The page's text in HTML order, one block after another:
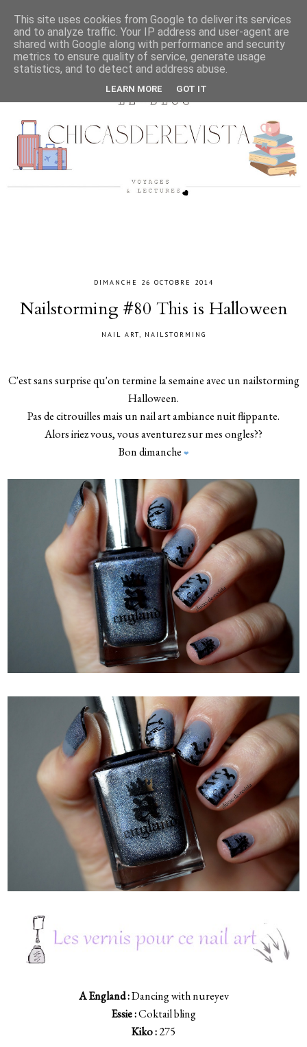
DIMANCHE 26 OCTOBRE 2014
Nailstorming #80 This is Halloween
NAIL ART, NAILSTORMING
C'est sans surprise qu'on termine la semaine avec un nailstorming
Halloween.
Pas de citrouilles mais un nail art ambiance nuit flippante.
Alors iriez vous, vous aventurez sur mes ongles??
Bon dimanche ❤
A England :Dancing with nureyev
Essie :Coktail bling
Kiko :275
This site uses cookies from Google to deliver its services
and to analyze traffic. Your IP address and user-agent are
shared with Google along with performance and security
metrics to ensure quality of service, generate usage
statistics, and to detect and address abuse.
LEARN MORE GOT IT